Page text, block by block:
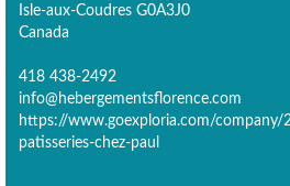
Isle-aux-Coudres G0A3J0
Canada
418 438-2492
info@hebergementsflorence.com
https://www.goexploria.com/company/
patisseries-chez-paul